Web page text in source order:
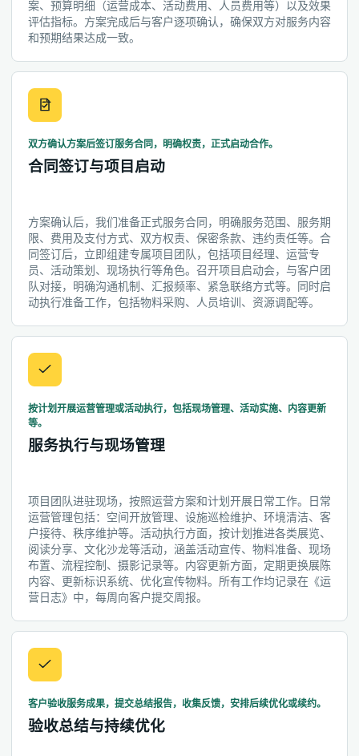
案、预算明细（运营成本、活动费用、人员费用等）以及效果
评估指标。方案完成后与客户逐项确认，确保双方对服务内容
和预期结果达成一致。
双方确认方案后签订服务合同，明确权责，正式启动合作。
合同签订与项目启动
方案确认后，我们准备正式服务合同，明确服务范围、服务期
限、费用及支付方式、双方权责、保密条款、违约责任等。合
同签订后，立即组建专属项目团队，包括项目经理、运营专
员、活动策划、现场执行等角色。召开项目启动会，与客户团
队对接，明确沟通机制、汇报频率、紧急联络方式等。同时启
动执行准备工作，包括物料采购、人员培训、资源调配等。
按计划开展运营管理或活动执行，包括现场管理、活动实施、内容更新
等。
服务执行与现场管理
项目团队进驻现场，按照运营方案和计划开展日常工作。日常
运营管理包括：空间开放管理、设施巡检维护、环境清洁、客
户接待、秩序维护等。活动执行方面，按计划推进各类展览、
阅读分享、文化沙龙等活动，涵盖活动宣传、物料准备、现场
布置、流程控制、摄影记录等。内容更新方面，定期更换展陈
内容、更新标识系统、优化宣传物料。所有工作均记录在《运
营日志》中，每周向客户提交周报。
客户验收服务成果，提交总结报告，收集反馈，安排后续优化或续约。
验收总结与持续优化